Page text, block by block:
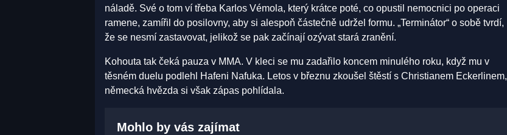
náladě. Své o tom ví třeba Karlos Vémola, který krátce poté, co opustil nemocnici po operaci
ramene, zamířil do posilovny, aby si alespoň částečně udržel formu. „Terminátor“ o sobě tvrdí,
že se nesmí zastavovat, jelikož se pak začínají ozývat stará zranění.
Kohouta tak čeká pauza v MMA. V kleci se mu zadařilo koncem minulého roku, když mu v
těsném duelu podlehl Hafeni Nafuka. Letos v březnu zkoušel štěstí s Christianem Eckerlinem,
německá hvězda si však zápas pohlídala.
Mohlo by vás zajímat